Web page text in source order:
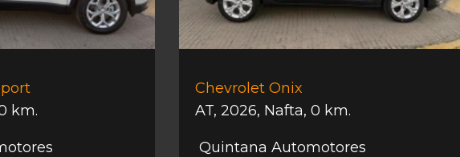
km.
Chevrolet Onix
AT, 2026, Nafta, 0 km.
Quintana Automotores